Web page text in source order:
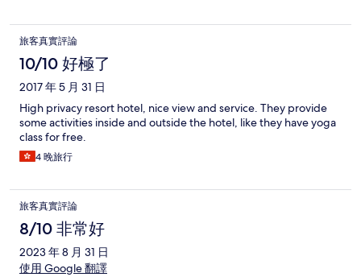
旅客真實評論
10/10 好極了
2017 年 5 月 31 日
High privacy resort hotel, nice view and service. They provide
some activities inside and outside the hotel, like they have yoga
class for free.
4 晚旅行
旅客真實評論
8/10 非常好
2023 年 8 月 31 日
使用 Google 翻譯